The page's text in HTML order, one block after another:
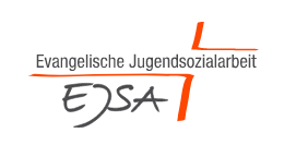
Barrierefreiheit
Hauptnavigation
zum Inhalt